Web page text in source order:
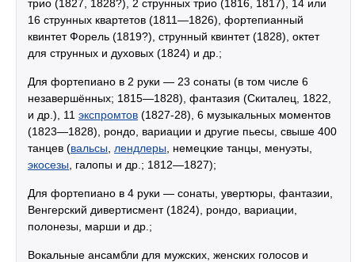
трио (1827, 1828?), 2 струнных трио (1816, 1817), 14 или
16 струнных квартетов (1811—1826), фортепианный
квинтет Форель (1819?), струнный квинтет (1828), октет
для струнных и духовых (1824) и др.;
Для фортепиано в 2 руки — 23 сонаты (в том числе 6
незавершённых; 1815—1828), фантазия (Скиталец, 1822,
и др.), 11 экспромтов (1827-28), 6 музыкальных моментов
(1823—1828), рондо, вариации и другие пьесы, свыше 400
танцев (вальсы лендлеры , немецкие танцы, менуэты,
экосезы , галопы и др.; 1812—1827);
Для фортепиано в 4 руки — сонаты, увертюры, фантазии,
Венгерский дивертисмент (1824), рондо, вариации,
полонезы, марши и др.;
Вокальные ансамбли для мужских, женских голосов и